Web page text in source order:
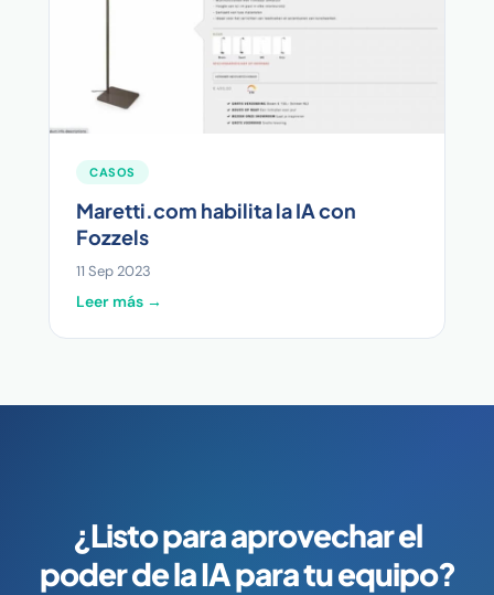
CASOS
Maretti.com habilita la IA con
Fozzels
11 Sep 2023
Leer más →
¿Listo para aprovechar el
poder de la IA para tu equipo?